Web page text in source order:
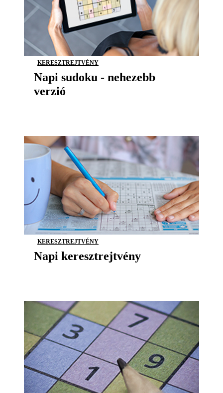
KERESZTREJTVÉNY
Napi sudoku - nehezebb
verzió
KERESZTREJTVÉNY
Napi keresztrejtvény